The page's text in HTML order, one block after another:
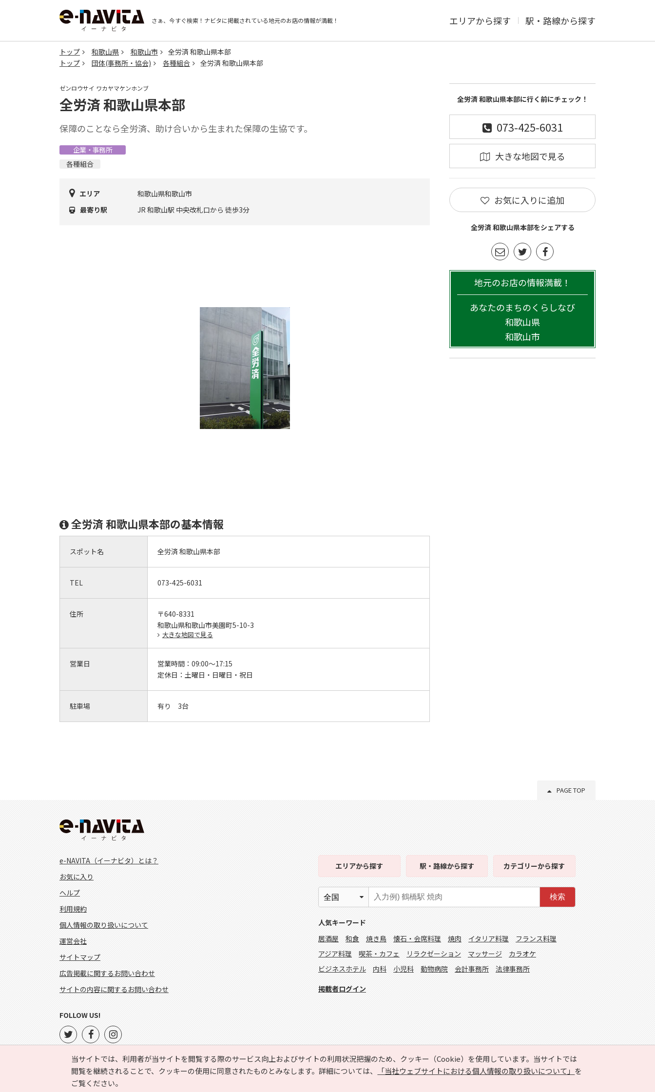
さぁ、今すぐ検索！ ナビタに掲載されている地元のお店の情報が満載！ エリアから探す 駅・路線から探す
トップ 和歌山県 和歌山市
全労済 和歌山県本部
トップ
団体(事務所・協会) 各種組合 全労済 和歌山県本部
ゼンロウサイ ワカヤマケンホンブ
全労済 和歌山県本部
保障のことなら全労済、助け合いから生まれた保障の生協です。
企業・事務所
各種組合
エリア
和歌山県和歌山市
最寄り駅
JR 和歌山駅 中央改札口から 徒歩3分
全労済 和歌山県本部の基本情報
スポット名 全労済 和歌山県本部
TEL 073-425-6031
住所
〒640-8331
和歌山県和歌山市美園町5-10-3
大きな地図で見る
営業日 営業時間： 09:00～17:15
定休日： 土曜日・日曜日・祝日
駐車場 有り 3台
全労済 和歌山県本部に行く前にチェック！
073-425-6031
大きな地図で見る
お気に入りに追加
全労済 和歌山県本部をシェアする
地元のお店の情報満載！
あなたのまちのくらしなび
和歌山県
和歌山市
PAGE TOP
当サイトでは、利用者が当サイトを閲覧する際のサービス向上およびサイトの利用状況把握のため、クッキー（Cookie）を使用しています。当サイトでは
閲覧を継続されることで、クッキーの使用に同意されたものとみなします。詳細については、
「当社ウェブサイトにおける個人情報の取り扱いについて」 を
ご覧ください。
e-NAVITA（イーナビタ）とは？
お気に入り
ヘルプ
利用規約
個人情報の取り扱いについて
運営会社
サイトマップ
広告掲載に関するお問い合わせ
サイトの内容に関するお問い合わせ
エリアから探す 駅・路線から探す カテゴリーから探す
検索
人気キーワード
居酒屋
和食 焼き鳥 懐石・会席料理 焼肉 イタリア料理
フランス料理
アジア料理
喫茶・カフェ リラクゼーション マッサージ
カラオケ
ビジネスホテル
内科 小児科 動物病院 会計事務所 法律事務所
掲載者ログイン
FOLLOW US!
Copyright © HYOJITO.Co.,Ltd. All Rights Reserved.